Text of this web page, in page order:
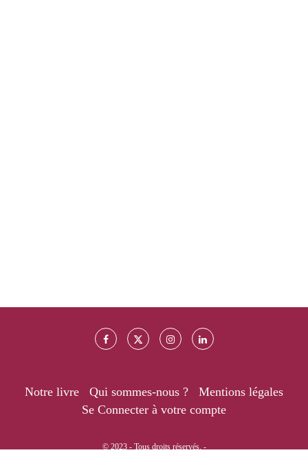
Notre livre Qui sommes-nous ?
Mentions légales
Se Connecter à votre compte
© 2023 - Tous droits réservés. -